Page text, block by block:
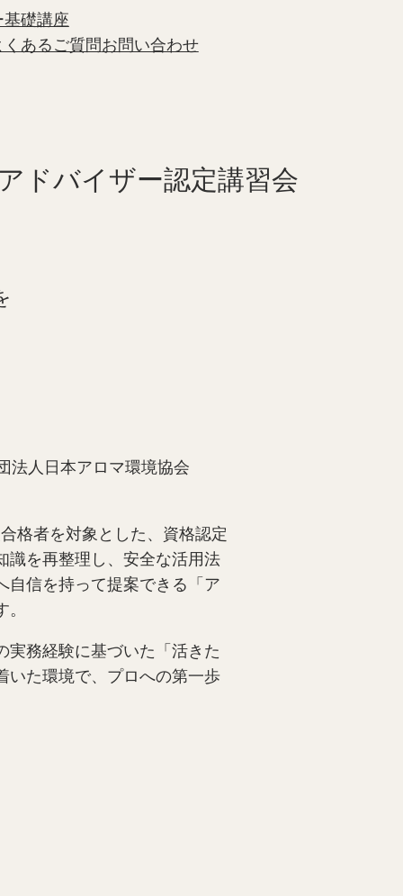
礎講座
くあるご質問お問い合わせ
ドバイザー認定講習会
法人日本アロマ環境協会
格者を対象とした、資格認定
識を再整理し、安全な活用法
自信を持って提案できる「ア
実務経験に基づいた「活きた
いた環境で、プロへの第一歩